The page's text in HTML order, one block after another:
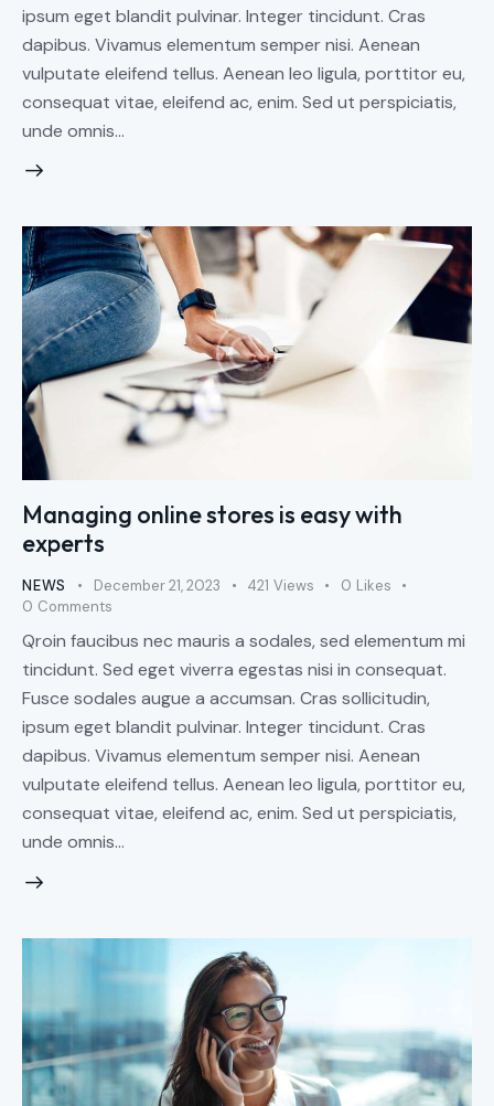
ipsum eget blandit pulvinar. Integer tincidunt. Cras
dapibus. Vivamus elementum semper nisi. Aenean
vulputate eleifend tellus. Aenean leo ligula, porttitor eu,
consequat vitae, eleifend ac, enim. Sed ut perspiciatis,
unde omnis…
Managing online stores is easy with
experts
NEWS December 21, 2023 421 Views 0 Likes
0 Comments
Qroin faucibus nec mauris a sodales, sed elementum mi
tincidunt. Sed eget viverra egestas nisi in consequat.
Fusce sodales augue a accumsan. Cras sollicitudin,
ipsum eget blandit pulvinar. Integer tincidunt. Cras
dapibus. Vivamus elementum semper nisi. Aenean
vulputate eleifend tellus. Aenean leo ligula, porttitor eu,
consequat vitae, eleifend ac, enim. Sed ut perspiciatis,
unde omnis…